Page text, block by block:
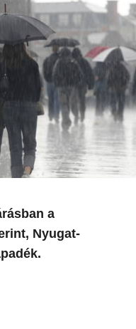
a
Nyugat-